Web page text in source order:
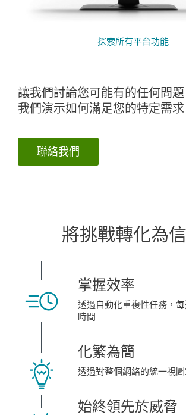
探索所有平台功能
讓我們討論您可能有的任何問
我們演示如何滿足您的特定需求
聯絡我們
將挑戰轉化為
掌握效率
透過自動化重複性任務，
時間
化繁為簡
透過對整個網絡的統一視
始終領先於威脅